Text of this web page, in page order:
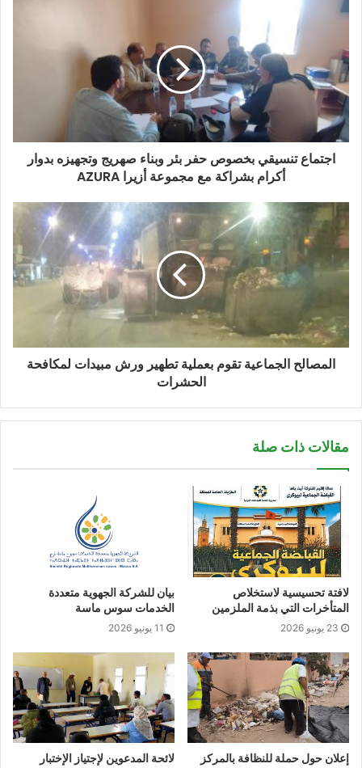
اجتماع تنسيقي بخصوص حفر بئر وبناء صهريج وتجهيزه بدوار
أكرام بشراكة مع مجموعة أزيرا AZURA
المصالح الجماعية تقوم بعملية تطهير ورش مبيدات لمكافحة
الحشرات
مقالات ذات صلة
لافتة تحسيسية لاستخلاص
المتأخرات التي بذمة الملزمين
23 يونيو 2026
بيان للشركة الجهوية متعددة
الخدمات سوس ماسة
11 يونيو 2026
إعلان حول حملة للنظافة بالمركز
لائحة المدعوين لإجتياز الإختبار